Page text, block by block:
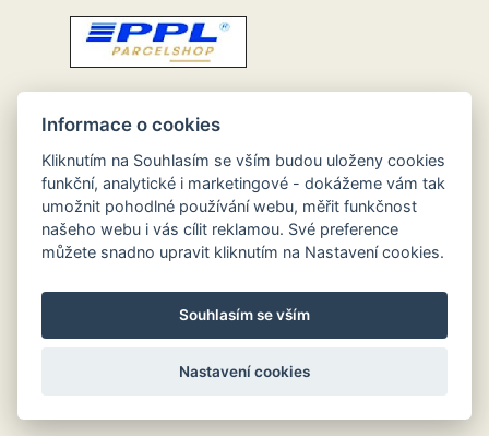
Informace o cookies
Kliknutím na Souhlasím se vším budou uloženy cookies
funkční, analytické i marketingové - dokážeme vám tak
umožnit pohodlné používání webu, měřit funkčnost
našeho webu i vás cílit reklamou. Své preference
můžete snadno upravit kliknutím na Nastavení cookies.
Souhlasím se vším
Nastavení cookies